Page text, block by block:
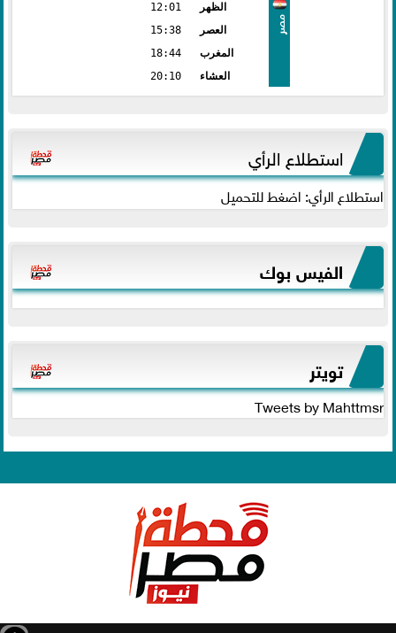
مصر
الظهر
12:01
العصر
15:38
المغرب
18:44
العشاء
20:10
استطلاع الرأي
استطلاع الرأي: اضغط للتحميل
الفيس بوك
تويتر
Tweets by Mahttmsr